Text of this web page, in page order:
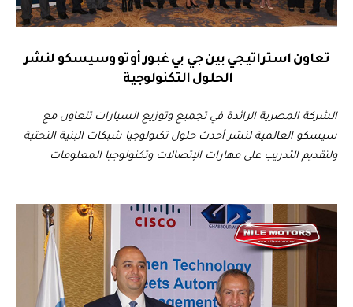
تعاون استراتيجي بين جي بي غبور أوتو وسيسكو لنشر
الحلول التكنولوجية
الشركة المصرية الرائدة في تجميع وتوزيع السيارات تتعاون مع
سيسكو العالمية لنشر أحدث حلول تكنولوجيا شبكات البنية التحتية
ولتقديم التدريب على مهارات الإتصالات وتكنولوجيا المعلومات